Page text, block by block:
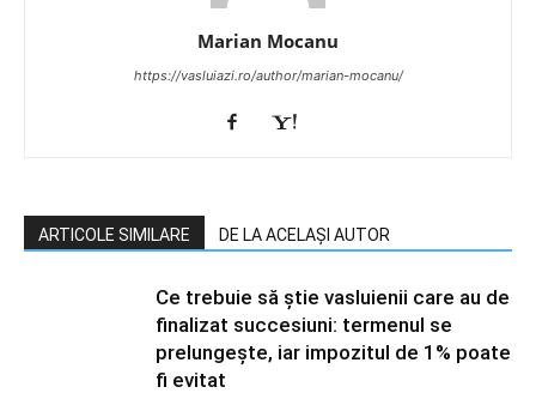
Marian Mocanu
https://vasluiazi.ro/author/marian-mocanu/
ARTICOLE SIMILARE DE LA ACELAȘI AUTOR
Ce trebuie să știe vasluienii care au de
finalizat succesiuni: termenul se
prelungește, iar impozitul de 1% poate
fi evitat